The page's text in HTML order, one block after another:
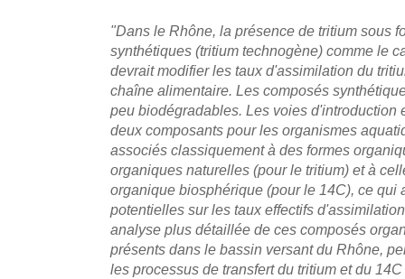
"Dans le Rhône, la présence de tritium sous
synthétiques (tritium technogène) comme le
devrait modifier les taux d'assimilation du
chaîne alimentaire. Les composés
peu biodégradables. Les voies d'introduction
deux composants pour les organismes
associés classiquement à des formes
organiques naturelles (pour le tritium) et à
organique biosphérique (pour le 14C), ce qui
potentielles sur les taux effectifs
analyse plus détaillée de ces composés
présents dans le bassin versant du Rhône,
les processus de transfert du tritium et du